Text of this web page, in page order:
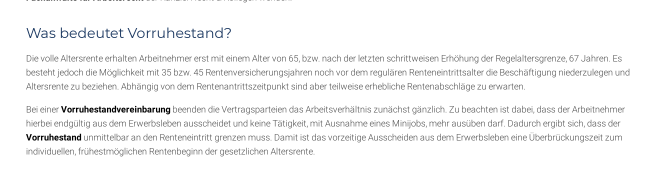
Was bedeutet Vorruhestand?
Die volle Altersrente erhalten Arbeitnehmer erst mit einem Alter von 65, bzw. nach der letzten schrittweisen Erhöhung der Regelaltersgrenze, 67 Jahren. Es
besteht jedoch die Möglichkeit mit 35 bzw. 45 Rentenversicherungsjahren noch vor dem regulären Renteneintrittsalter die Beschäftigung niederzulegen und
Altersrente zu beziehen. Abhängig von dem Rentenantrittszeitpunkt sind aber teilweise erhebliche Rentenabschläge zu erwarten.
Bei einerVorruhestandvereinbarung beenden die Vertragsparteien das Arbeitsverhältnis zunächst gänzlich. Zu beachten ist dabei, dass der Arbeitnehmer
hierbei endgültig aus dem Erwerbsleben ausscheidet und keine Tätigkeit, mit Ausnahme eines Minijobs, mehr ausüben darf. Dadurch ergibt sich, dass der
Vorruhestand unmittelbar an den Renteneintritt grenzen muss. Damit ist das vorzeitige Ausscheiden aus dem Erwerbsleben eine Überbrückungszeit zum
individuellen, frühestmöglichen Rentenbeginn der gesetzlichen Altersrente.